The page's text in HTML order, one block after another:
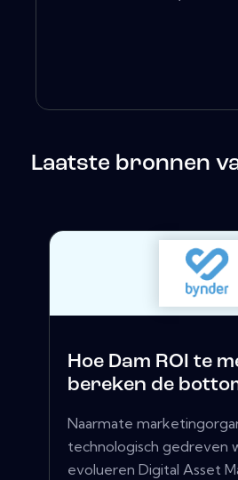
Laatste bronnen
Hoe Dam ROI te
bereken de
Naarmate
technologisch gedreven
evolueren Digital Asset